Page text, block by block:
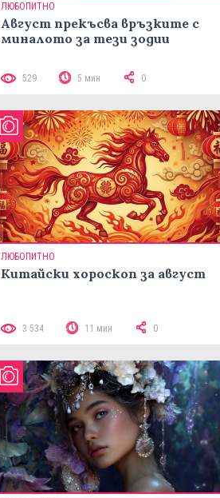
ЛЮБОПИТНО
Август прекъсва връзките с
миналото за тези зодии
529 5 мин 0
ЛЮБОПИТНО
Китайски хороскоп за август
3 534 11 мин 0